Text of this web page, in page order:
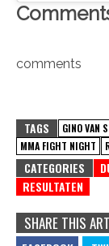
comments
TAGS GINO VAN
MMA FIGHT NIGHT
CATEGORIES
RESULTATEN
SHARE THIS